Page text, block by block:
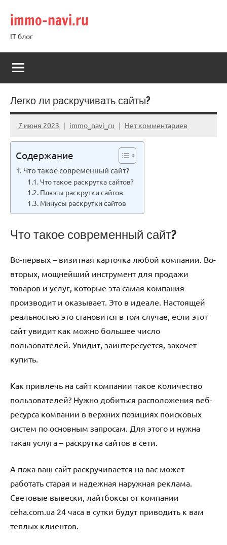
содержимому
immo-navi.ru
IT блог
Легко ли раскручивать сайты?
7 июня 2023 immo_navi_ru Нет комментариев
Содержание
Что такое современный сайт?
Что такое раскрутка сайтов?
Плюсы раскрутки сайтов
Минусы раскрутки сайтов
Что такое современный сайт?
Во-первых – визитная карточка любой компании. Во-
вторых, мощнейший инструмент для продажи
товаров и услуг, которые эта самая компания
производит и оказывает. Это в идеале. Настоящей
реальностью это становится в том случае, если этот
сайт увидит как можно большее число
пользователей. Увидит, заинтересуется, захочет
купить.
Как привлечь на сайт компании такое количество
пользователей? Нужно добиться расположения веб-
ресурса компании в верхних позициях поисковых
систем по основным запросам. Для этого и нужна
такая услуга – раскрутка сайтов в сети.
А пока ваш сайт раскручивается на вас может
работать старая и надежная наружная реклама.
Световые вывески, лайтбоксы от компании
ceha.com.ua 24 часа в сутки будут приводить к вам
теплых клиентов.